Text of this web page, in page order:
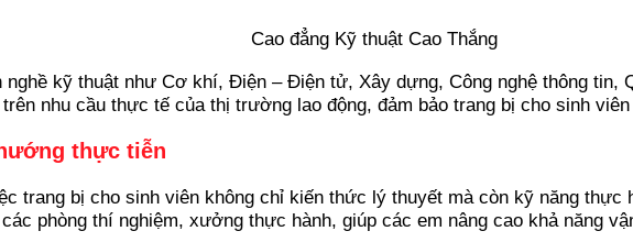
nghề kỹ thuật như Cơ khí, Điện – Điện tử, Xây dựng, Công nghệ thông tin,
nhu cầu thực tế của thị trường lao động, đảm bảo trang bị cho sinh
thực tiễn
trang bị cho sinh viên không chỉ kiến thức lý thuyết mà còn kỹ năng
phòng thí nghiệm, xưởng thực hành, giúp các em nâng cao khả năng